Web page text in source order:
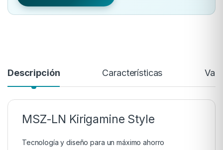
Descripción Características
MSZ-LN Kirigamine Style
Tecnología y diseño para un máximo ahorro